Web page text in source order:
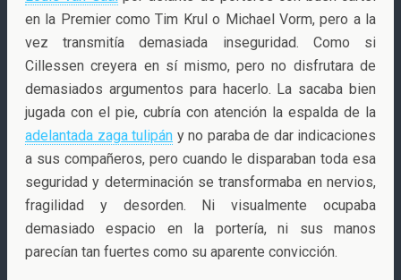
en la Premier como Tim Krul o Michael Vorm, pero a la
vez transmitía demasiada inseguridad. Como si
Cillessen creyera en sí mismo, pero no disfrutara de
demasiados argumentos para hacerlo. La sacaba bien
jugada con el pie, cubría con atención la espalda de la
adelantada zaga tulipán y no paraba de dar indicaciones
a sus compañeros, pero cuando le disparaban toda esa
seguridad y determinación se transformaba en nervios,
fragilidad y desorden. Ni visualmente ocupaba
demasiado espacio en la portería, ni sus manos
parecían tan fuertes como su aparente convicción.